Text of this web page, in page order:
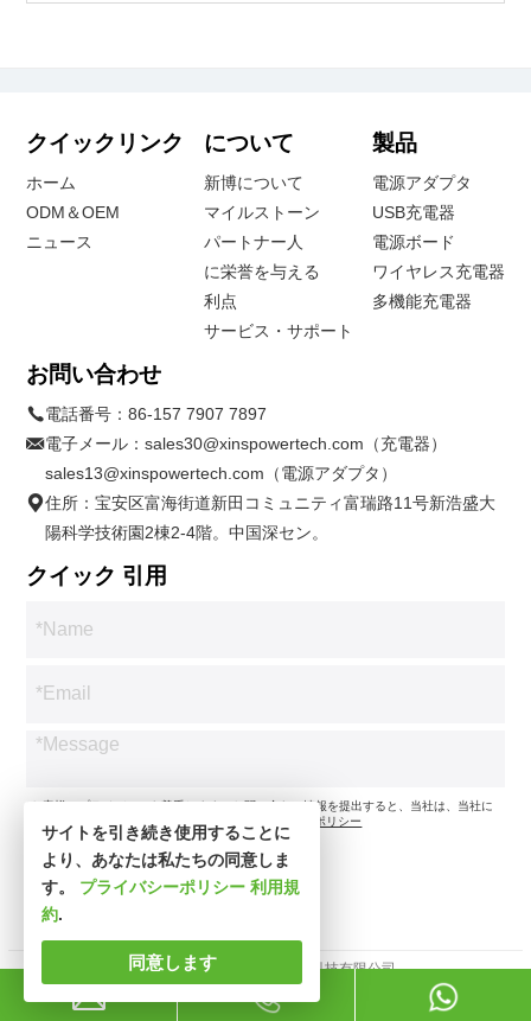
クイックリンク
ホーム
ODM＆OEM
ニュース
について
新博について
マイルストーン
パートナー人
に栄誉を与える
利点
サービス・サポート
製品
電源アダプタ
USB充電器
電源ボード
ワイヤレス充電器
多機能充電器
お問い合わせ
電話番号：86-157 7907 7897
電子メール：sales30@xinspowertech.com（充電器）
sales13@xinspowertech.com（電源アダプタ）
住所：宝安区富海街道新田コミュニティ富瑞路11号新浩盛大
陽科学技術園2棟2-4階。中国深セン。
クイック 引用
*お客様のプライバシーを尊重します。お問い合わせ情報を提出すると、当社は、当社に
プライバシーポリシー
著作権所有 © 深セン市新思波科技有限公司。
サイトを引き続き使用することに
より、あなたは私たちの同意しま
す。 プライバシーポリシー 利用規
約.
同意します